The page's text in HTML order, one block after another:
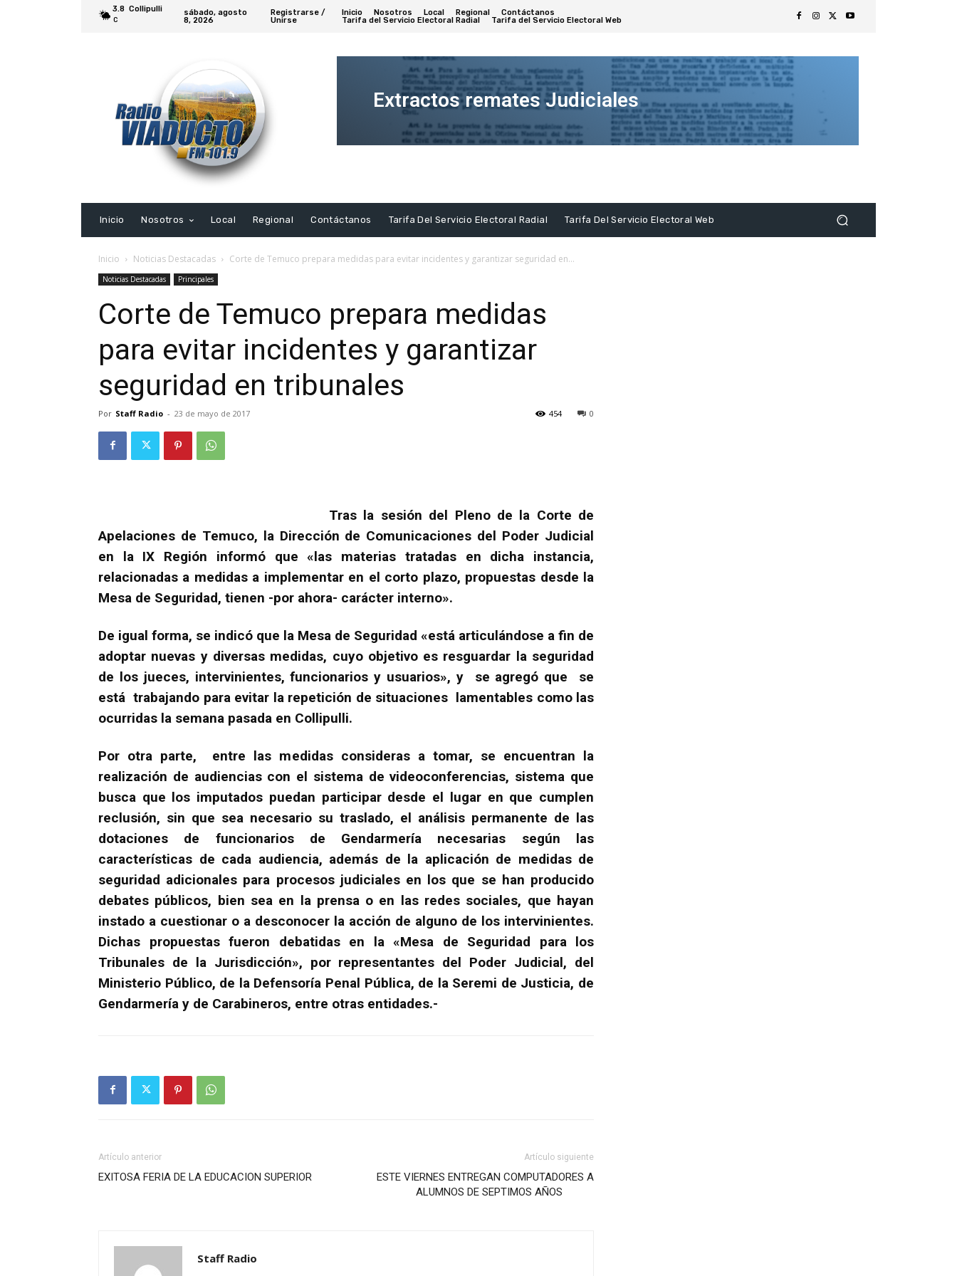
3.8
C
Collipulli
sábado, agosto
8, 2026
Registrarse /
Unirse
Inicio Nosotros Local Regional
Contáctanos
Tarifa del Servicio Electoral Radial
Tarifa del Servicio Electoral Web
Extractos remates Judiciales
Extracto
Inicio
Nosotros Local Regional Contáctanos Tarifa Del Servicio Electoral Radial Tarifa Del Servicio Electoral Web
Inicio Noticias Destacadas Corte de Temuco prepara medidas para evitar incidentes y garantizar seguridad en...
Noticias Destacadas Principales
Corte de Temuco prepara medidas
para evitar incidentes y garantizar
seguridad en tribunales
Por Staff Radio - 23 de mayo de 2017 0
454
Tras la sesión del Pleno de la Corte de
Apelaciones de Temuco, la Dirección de Comunicaciones del Poder Judicial
en la IX Región informó que «las materias tratadas en dicha instancia,
relacionadas a medidas a implementar en el corto plazo, propuestas desde la
Mesa de Seguridad, tienen -por ahora- carácter interno».
De igual forma, se indicó que la Mesa de Seguridad «está articulándose a fin de
adoptar nuevas y diversas medidas, cuyo objetivo es resguardar la seguridad
de los jueces, intervinientes, funcionarios y usuarios», y se agregó que se
está trabajando para evitar la repetición de situaciones lamentables como las
ocurridas la semana pasada en Collipulli.
Por otra parte, entre las medidas consideras a tomar, se encuentran la
realización de audiencias con el sistema de videoconferencias, sistema que
busca que los imputados puedan participar desde el lugar en que cumplen
reclusión, sin que sea necesario su traslado, el análisis permanente de las
dotaciones de funcionarios de Gendarmería necesarias según las
características de cada audiencia, además de la aplicación de medidas de
seguridad adicionales para procesos judiciales en los que se han producido
debates públicos, bien sea en la prensa o en las redes sociales, que hayan
instado a cuestionar o a desconocer la acción de alguno de los intervinientes.
Dichas propuestas fueron debatidas en la «Mesa de Seguridad para los
Tribunales de la Jurisdicción», por representantes del Poder Judicial, del
Ministerio Público, de la Defensoría Penal Pública, de la Seremi de Justicia, de
Gendarmería y de Carabineros, entre otras entidades.-
Artículo anterior
EXITOSA FERIA DE LA EDUCACION SUPERIOR
Artículo siguiente
ESTE VIERNES ENTREGAN COMPUTADORES A
ALUMNOS DE SEPTIMOS AÑOS
Staff Radio